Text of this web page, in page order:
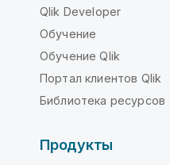
Qlik Developer
Обучение
Обучение Qlik
Портал клиентов Qlik
Библиотека ресурсов
Продукты